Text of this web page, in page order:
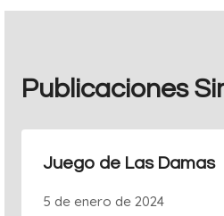
Publicaciones
Juego de Las Damas
5 de enero de 2024